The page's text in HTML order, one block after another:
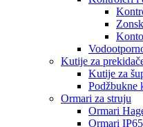
Kutije za
Kutije za
Podžbukne
Ormari za struju
Ormari
Ormari IP65